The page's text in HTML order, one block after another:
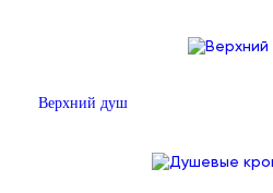
Верхний душ